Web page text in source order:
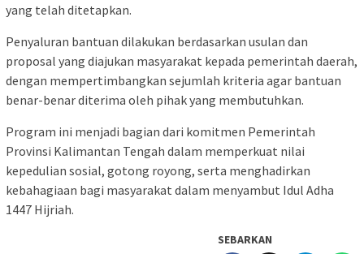
yang telah ditetapkan.
Penyaluran bantuan dilakukan berdasarkan usulan dan
proposal yang diajukan masyarakat kepada pemerintah daerah,
dengan mempertimbangkan sejumlah kriteria agar bantuan
benar-benar diterima oleh pihak yang membutuhkan.
Program ini menjadi bagian dari komitmen Pemerintah
Provinsi Kalimantan Tengah dalam memperkuat nilai
kepedulian sosial, gotong royong, serta menghadirkan
kebahagiaan bagi masyarakat dalam menyambut Idul Adha
1447 Hijriah.
SEBARKAN